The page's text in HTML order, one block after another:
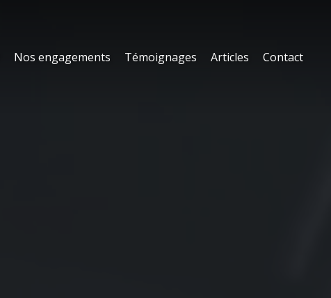
Nos engagements Témoignages Articles Contact